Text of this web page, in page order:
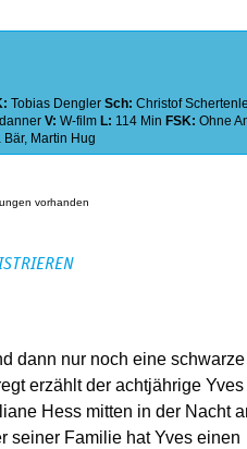
Tobias Dengler Sch: Christof
V: W-film L: 114 Min FSK: Ohne
Bär, Martin Hug
vorhanden
dann nur noch eine schwarze
erzählt der achtjährige Yves
Hess mitten in der Nacht
seiner Familie hat Yves einen